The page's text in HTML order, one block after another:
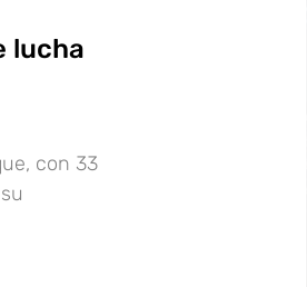
lucha
con 33